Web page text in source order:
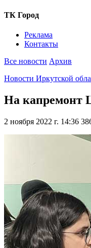
ТК Город
Реклама
Контакты
Все новости Архив
Новости Иркутской
На капремонт
2 ноября 2022 г. 14:36